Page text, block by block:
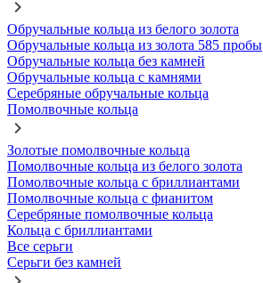
Обручальные кольца из белого золота
Обручальные кольца из золота 585 пробы
Обручальные кольца без камней
Обручальные кольца с камнями
Серебряные обручальные кольца
Помолвочные кольца
Золотые помолвочные кольца
Помолвочные кольца из белого золота
Помолвочные кольца с бриллиантами
Помолвочные кольца с фианитом
Серебряные помолвочные кольца
Кольца с бриллиантами
Все серьги
Серьги без камней